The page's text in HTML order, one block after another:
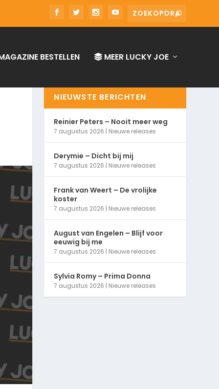
BESTELLEN MEER LUCKY JOE
NIEUWSTE BERICHTEN
Reinier Peters – Nooit meer weg
7 augustus 2026 | Nieuwe releases
Derymie – Dicht bij mij
7 augustus 2026 | Nieuwe releases
Frank van Weert – De vrolijke
koster
7 augustus 2026 | Nieuwe releases
August van Engelen – Blijf voor
eeuwig bij me
7 augustus 2026 | Nieuwe releases
Sylvia Romy – Prima Donna
7 augustus 2026 | Nieuwe releases